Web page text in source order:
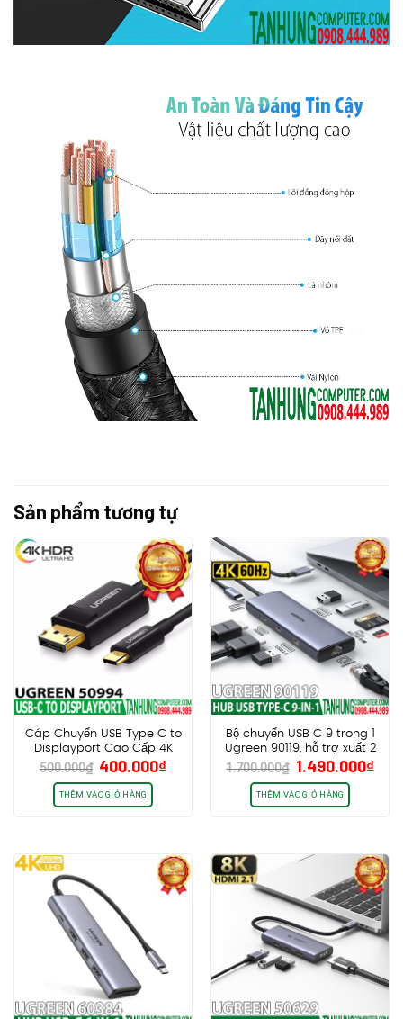
Sản phẩm tương tự
Cáp Chuyển USB Type C to
Displayport Cao Cấp 4K
Dài 1,5M Ugreen 50994 –
Black
500.000₫ Giá
gốc
là:
500.000₫.
400.000₫Giá
THÊM VÀO GIỎ HÀNG
Bộ chuyển USB C 9 trong 1
Ugreen 90119, hỗ trợ xuất 2
cổng HDMI + USB + LAN
Gigabit + PD 60W + SD/ TF
chính hãng
1.700.000₫ Giá
gốc
là:
1.700.000₫.
1.490.000₫Giá
THÊM VÀO GIỎ HÀNG